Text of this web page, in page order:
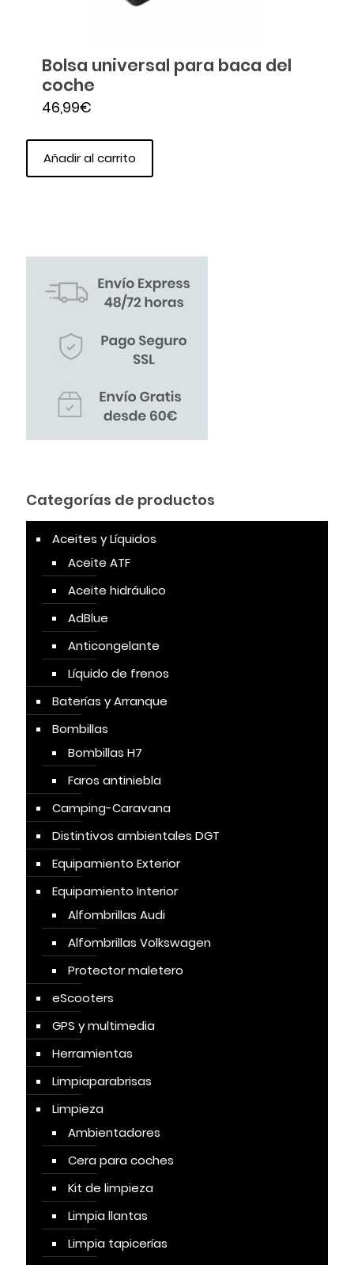
Bolsa universal para baca del
coche
46,99€
Añadir al carrito
Categorías de productos
Aceites y Líquidos
Aceite ATF
Aceite hidráulico
AdBlue
Anticongelante
Líquido de frenos
Baterías y Arranque
Bombillas
Bombillas H7
Faros antiniebla
Camping-Caravana
Distintivos ambientales DGT
Equipamiento Exterior
Equipamiento Interior
Alfombrillas Audi
Alfombrillas Volkswagen
Protector maletero
eScooters
GPS y multimedia
Herramientas
Limpiaparabrisas
Limpieza
Ambientadores
Cera para coches
Kit de limpieza
Limpia llantas
Limpia tapicerías